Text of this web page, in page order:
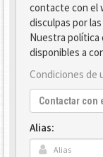
contacte con el
disculpas por
Nuestra política
disponibles a
Condiciones de
Contactar con
Alias: